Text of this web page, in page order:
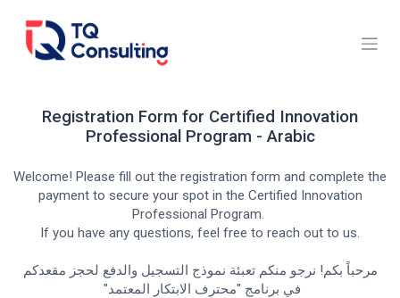
Registration Form for Certified Innovation
Professional Program - Arabic
Welcome! Please fill out the registration form and complete the
payment to secure your spot in the Certified Innovation
Professional Program.
If you have any questions, feel free to reach out to us.
مرحباً بكم! نرجو منكم تعبئة نموذج التسجيل والدفع لحجز مقعدكم
في برنامج "محترف الابتكار المعتمد"